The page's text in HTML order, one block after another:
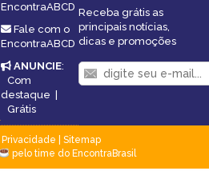
EncontraABCD
Fale com o
EncontraABCD
ANUNCIE:
Com
destaque
Grátis
Receba grátis as
principais notícias,
dicas e promoções
Privacidade
Sitemap
pelo time do EncontraBrasil